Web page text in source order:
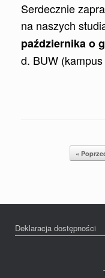
Serdecznie
na naszych
października o
d. BUW
Post navigation«
Deklaracja dostępności